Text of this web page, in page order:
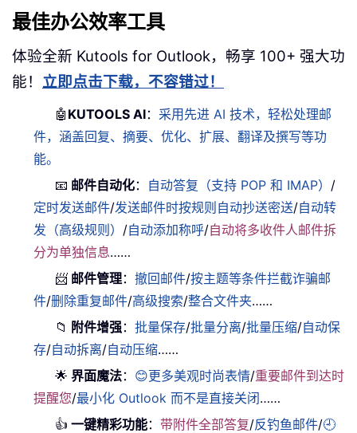
最佳办公效率工具
体验全新 Kutools for Outlook，畅享 100+ 强大功
能！ 立即点击下载，不容错过！
🤖 KUTOOLS AI： 采用先进 AI 技术，轻松处理邮
件，涵盖回复、摘要、优化、扩展、翻译及撰写等功
能。
📧 邮件自动化： 自动答复（支持 POP 和 IMAP） /
定时发送邮件/发送邮件时按规则自动抄送密送/自动转
发（高级规则） /自动添加称呼/自动将多收件人邮件拆
分为单独信息……
📨 邮件管理：撤回邮件/按主题等条件拦截诈骗邮
件/删除重复邮件/高级搜索/整合文件夹……
📁 附件增强：批量保存/批量分离/批量压缩/自动保
存/自动拆离/自动压缩……
🌟 界面魔法： 😊更多美观时尚表情/重要邮件到达时
提醒您/最小化 Outlook 而不是直接关闭……
👍 一键精彩功能：带附件全部答复/反钓鱼邮件/🕘